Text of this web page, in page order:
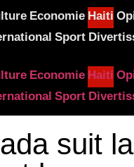
Economie Haiti
Sport
Economie Haiti
Sport
suit la